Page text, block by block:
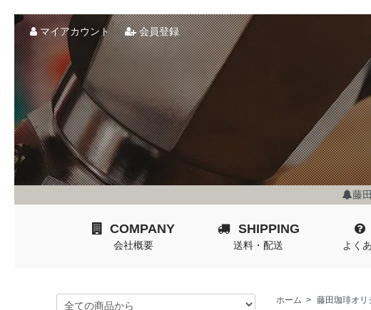
マイアカウント 会員登録
藤
COMPANY
会社概要
SHIPPING
送料・配送 よく
ホーム > 藤田珈琲オリ